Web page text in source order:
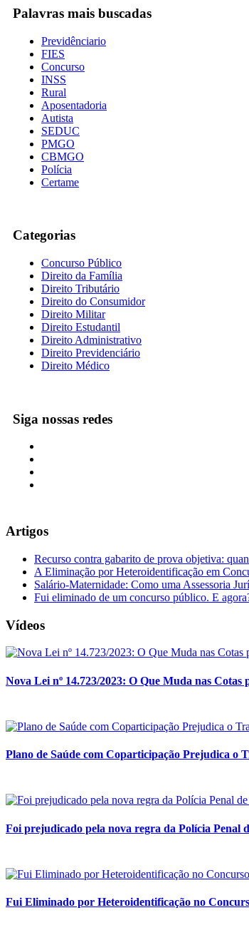
Palavras mais buscadas
Previdênciario
FIES
Concurso
INSS
Rural
Aposentadoria
Autista
SEDUC
PMGO
CBMGO
Polícia
Certame
Categorias
Concurso Público
Direito da Família
Direito Tributário
Direito do Consumidor
Direito Militar
Direito Estudantil
Direito Administrativo
Direito Previdenciário
Direito Médico
Siga nossas redes
Artigos
Recurso contra gabarito de prova objetiva:
A Eliminação por Heteroidentificação em
Salário-Maternidade: Como uma Assessoria
Fui eliminado de um concurso público. E
Vídeos
Nova Lei nº 14.723/2023: O Que Muda nas Cotas
Plano de Saúde com Coparticipação Prejudica o
Foi prejudicado pela nova regra da Polícia Penal
Fui Eliminado por Heteroidentificação no